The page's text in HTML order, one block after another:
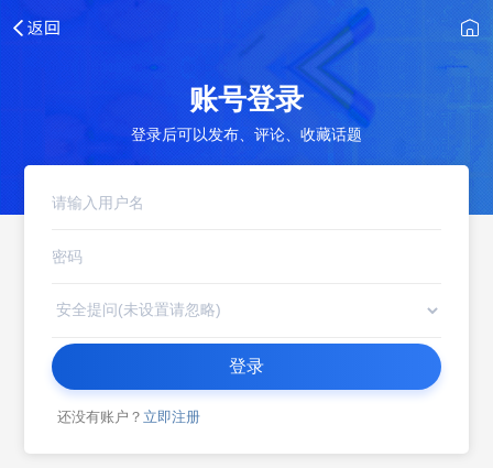
账号登录
登录后可以发布、评论、收藏话题
登录
还没有账户？ 立即注册